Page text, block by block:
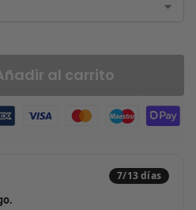
al carrito
7/13 días